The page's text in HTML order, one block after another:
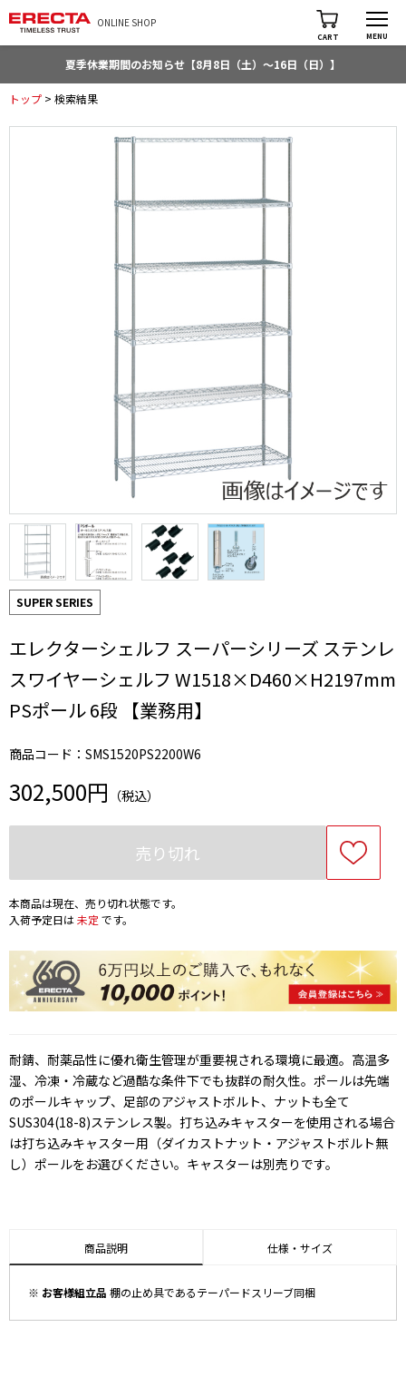
ONLINE SHOP
CART MENU
夏季休業期間のお知らせ【8月8日（土）～16日（日）】
トップ > 検索結果
SUPER SERIES
エレクターシェルフ スーパーシリーズ ステンレ
スワイヤーシェルフ W1518×D460×H2197mm
PSポール 6段 【業務用】
商品コード：SMS1520PS2200W6
302,500円 （税込）
売り切れ
本商品は現在、売り切れ状態です。
入荷予定日は未定 です。
耐錆、耐薬品性に優れ衛生管理が重要視される環境に最適。高温多
湿、冷凍・冷蔵など過酷な条件下でも抜群の耐久性。ポールは先端
のポールキャップ、足部のアジャストボルト、ナットも全て
SUS304(18-8)ステンレス製。打ち込みキャスターを使用される場合
は打ち込みキャスター用（ダイカストナット・アジャストボルト無
し）ポールをお選びください。キャスターは別売りです。
商品説明 仕様・サイズ
※ お客様組立品 棚の止め具であるテーパードスリーブ同梱